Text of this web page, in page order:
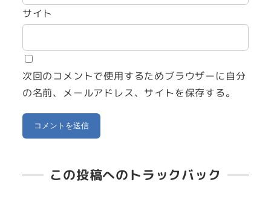
サイト
次回のコメントで使用するためブラウザーに自分
の名前、メールアドレス、サイトを保存する。
この投稿へのトラックバック